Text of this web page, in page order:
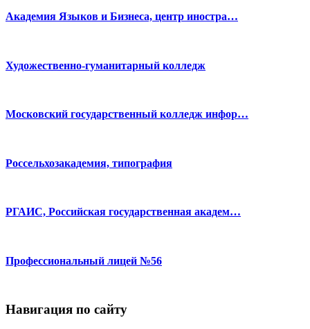
Академия Языков и Бизнеса, центр иностра…
Художественно-гуманитарный колледж
Московский государственный колледж инфор…
Россельхозакадемия, типография
РГАИС, Российская государственная академ…
Профессиональный лицей №56
Навигация по сайту